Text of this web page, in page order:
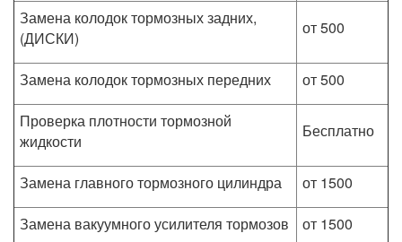
Замена колодок тормозных задних,
(ДИСКИ)
от 500
Замена колодок тормозных передних
от 500
Проверка плотности тормозной
жидкости
Бесплатно
Замена главного тормозного цилиндра
от 1500
Замена вакуумного усилителя тормозов
от 1500